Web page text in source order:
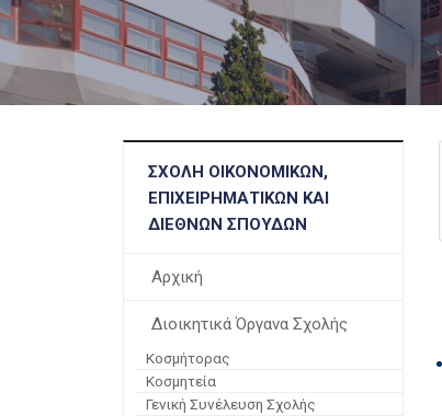
ΣΧΟΛΉ ΟΙΚΟΝΟΜΙΚΏΝ,
ΕΠΙΧΕΙΡΗΜΑΤΙΚΏΝ ΚΑΙ
ΔΙΕΘΝΏΝ ΣΠΟΥΔΏΝ
Αρχική
Διοικητικά Όργανα Σχολής
Κοσμήτορας
Κοσμητεία
Γενική Συνέλευση Σχολής